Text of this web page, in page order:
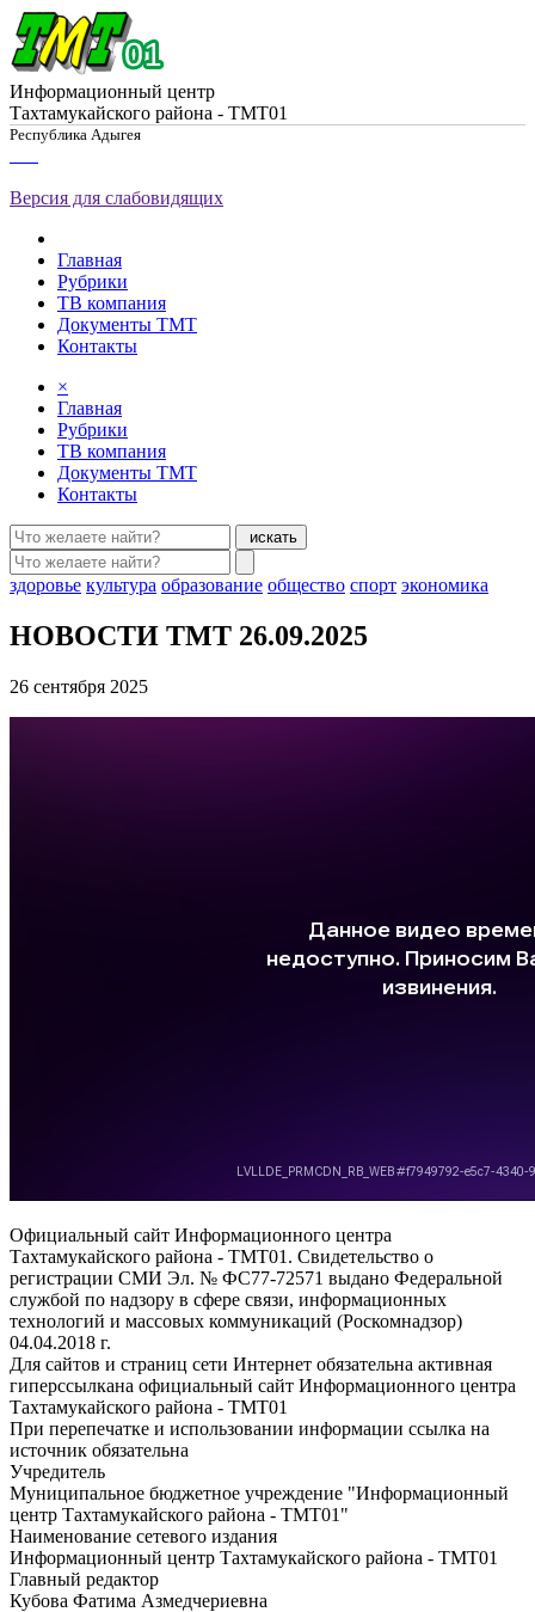
Информационный центр
Тахтамукайского района - ТМТ01
Республика Адыгея
Версия для слабовидящих
Главная
Рубрики
ТВ компания
Документы ТМТ
Контакты
×
Главная
Рубрики
ТВ компания
Документы ТМТ
Контакты
искать
здоровье культура образование общество спорт экономика
НОВОСТИ ТМТ 26.09.2025
26 сентября 2025
Официальный сайт Информационного центра
Тахтамукайского района - ТМТ01. Свидетельство о
регистрации СМИ Эл. № ФС77-72571 выдано Федеральной
службой по надзору в сфере связи, информационных
технологий и массовых коммуникаций (Роскомнадзор)
04.04.2018 г.
Для сайтов и страниц сети Интернет обязательна активная
гиперссылкана официальный сайт Информационного центра
Тахтамукайского района - ТМТ01
При перепечатке и использовании информации ссылка на
источник обязательна
Учредитель
Муниципальное бюджетное учреждение "Информационный
центр Тахтамукайского района - ТМТ01"
Наименование сетевого издания
Информационный центр Тахтамукайского района - ТМТ01
Главный редактор
Кубова Фатима Азмедчериевна